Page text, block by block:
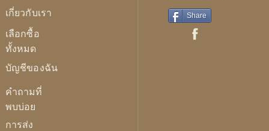
เกี่ยวกับเรา
เลือกซื้อ
ทั้งหมด
บัญชีของฉัน
คำถามที่
พบบ่อย
การส่ง
Share